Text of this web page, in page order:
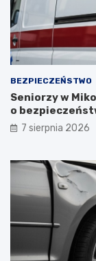
BEZPIECZEŃSTWO
Seniorzy w
o
7 sierpnia 2026